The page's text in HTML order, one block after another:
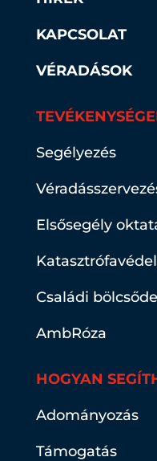
KAPCSOLAT
VÉRADÁSOK
Segélyezés
Elsősegély
Családi bölcsőde
AmbRóza
HOGYAN
Adományozás
Támogatás